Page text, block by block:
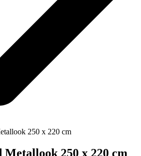
250 x 220 cm
Metallook 250 x 220 cm